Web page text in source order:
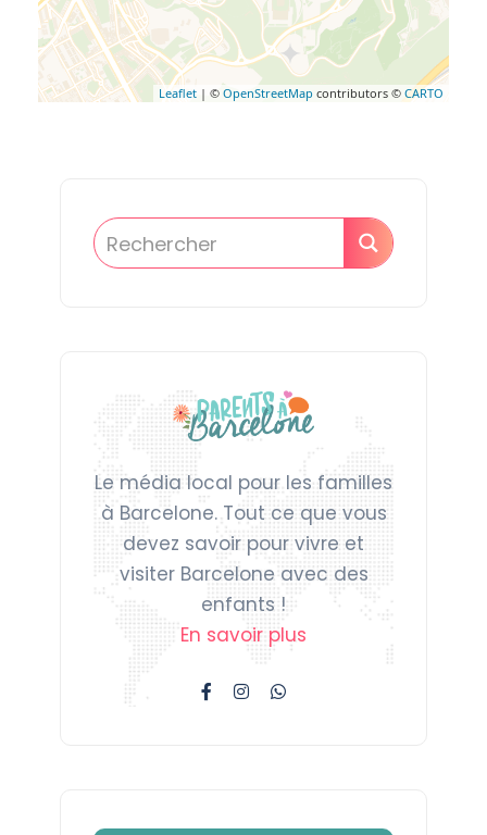
Leaflet | © OpenStreetMap contributors © CARTO
Le média local pour les familles
à Barcelone. Tout ce que vous
devez savoir pour vivre et
visiter Barcelone avec des
enfants !
En savoir plus